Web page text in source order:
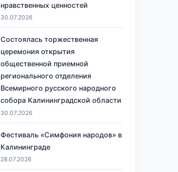
нравственных ценностей
30.07.2026
Состоялась торжественная
церемония открытия
общественной приемной
регионального отделения
Всемирного русского народного
собора Калининградской области
30.07.2026
Фестиваль «Симфония народов» в
Калининграде
28.07.2026